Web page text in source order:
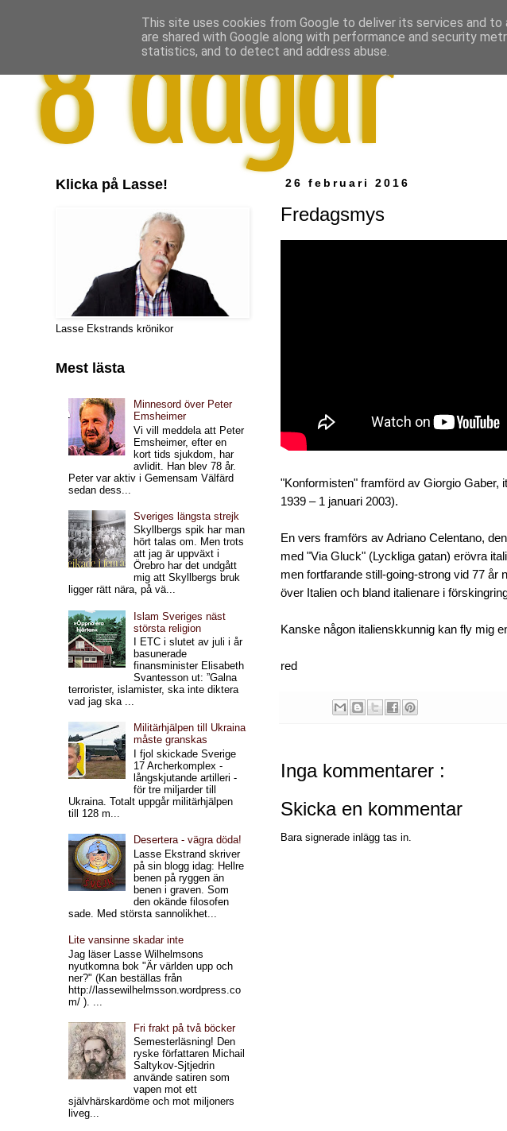
26 februari 2016
Fredagsmys
"Konformisten" framförd av Giorgio Gaber,
1939 – 1 januari 2003).
En vers framförs av Adriano Celentano,
med "Via Gluck" (Lyckliga gatan) erövra
men fortfarande still-going-strong vid 77
över Italien och bland italienare i
Kanske någon italienskkunnig kan fly mig
red
Inga kommentarer :
Skicka en kommentar
Bara signerade inlägg tas in.
Klicka på Lasse!
Lasse Ekstrands krönikor
Mest lästa
Minnesord över Peter
Emsheimer
Vi vill meddela att Peter
Emsheimer, efter en
kort tids sjukdom, har
avlidit. Han blev 78 år.
Peter var aktiv i Gemensam Välfärd
sedan dess...
Sveriges längsta strejk
Skyllbergs spik har man
hört talas om. Men trots
att jag är uppväxt i
Örebro har det undgått
mig att Skyllbergs bruk
ligger rätt nära, på vä...
Islam Sveriges näst
största religion
I ETC i slutet av juli i år
basunerade
finansminister Elisabeth
Svantesson ut: ”Galna
terrorister, islamister, ska inte diktera
vad jag ska ...
Militärhjälpen till Ukraina
måste granskas
I fjol skickade Sverige
17 Archerkomplex -
långskjutande artilleri -
för tre miljarder till
Ukraina. Totalt uppgår militärhjälpen
till 128 m...
Desertera - vägra döda!
Lasse Ekstrand skriver
på sin blogg idag: Hellre
benen på ryggen än
benen i graven. Som
den okände filosofen
sade. Med största sannolikhet...
Lite vansinne skadar inte
Jag läser Lasse Wilhelmsons
nyutkomna bok "Är världen upp och
ner?" (Kan beställas från
http://lassewilhelmsson.wordpress.co
m/ ). ...
Fri frakt på två böcker
Semesterläsning! Den
ryske författaren Michail
Saltykov-Sjtjedrin
använde satiren som
vapen mot ett
självhärskardöme och mot miljoners
liveg...
This site uses cookies from Google to deliver its services and to
are shared with Google along with performance and security
statistics, and to detect and address abuse.